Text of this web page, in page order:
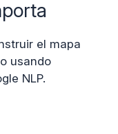
el mapa
usando
NLP.